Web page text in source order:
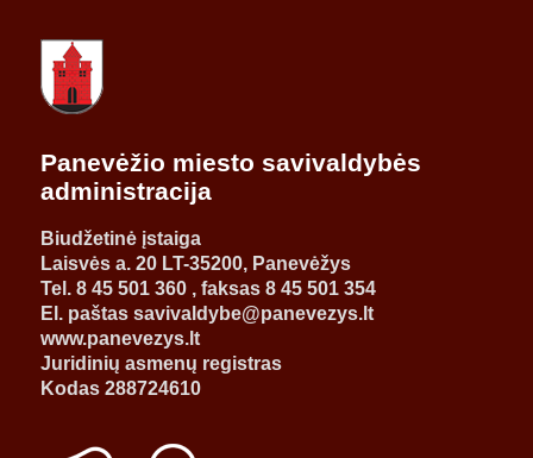
Panevėžio miesto savivaldybės
administracija
Biudžetinė įstaiga
Laisvės a. 20 LT-35200, Panevėžys
Tel. 8 45 501 360 , faksas 8 45 501 354
El. paštas savivaldybe@panevezys.lt
www.panevezys.lt
Juridinių asmenų registras
Kodas 288724610